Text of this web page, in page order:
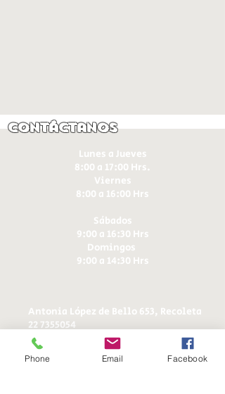
Contáctanos
Lunes a Jueves
8:00 a 17:00 Hrs.
Viernes
8:00 a 16:00 Hrs​
Sábados
9:00 a 16:30 Hrs
Domingos
9:00 a 14:30 Hrs
Antonia López de Bello 653, Recoleta
22 7355054
22 7375725
+56 9 75224598
ducereposteria@gmail.com
Phone Email Facebook